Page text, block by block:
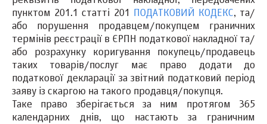
пунктом 201.1 статті 201 ПОДАТКОВИЙ КОДЕКС, та/
або порушення продавцем/покупцем граничних
термінів реєстрації в ЄРПН податкової накладної та/
або розрахунку коригування покупець/продавець
таких товарів/послуг має право додати до
податкової декларації за звітний податковий період
заяву із скаргою на такого продавця/покупця.
Таке право зберігається за ним протягом 365
календарних днів, що настають за граничним